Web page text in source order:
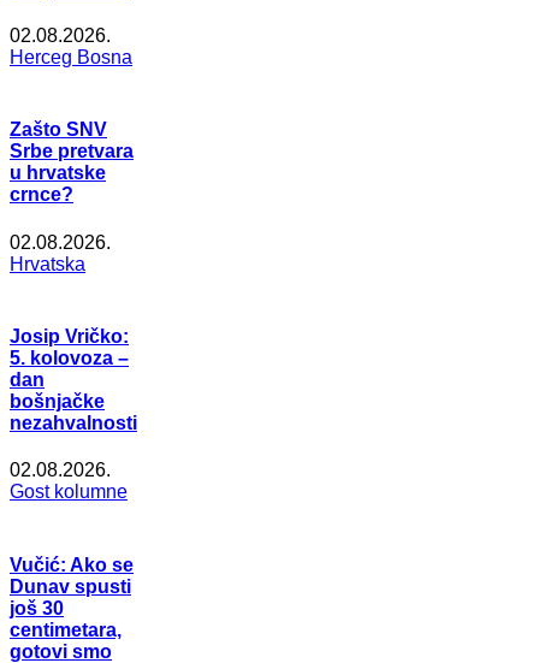
02.08.2026.
Herceg Bosna
Zašto SNV
Srbe pretvara
u hrvatske
crnce?
02.08.2026.
Hrvatska
Josip Vričko:
5. kolovoza –
dan
bošnjačke
nezahvalnosti
02.08.2026.
Gost kolumne
Vučić: Ako se
Dunav spusti
još 30
centimetara,
gotovi smo